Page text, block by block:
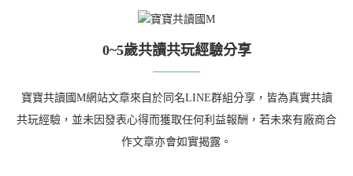
0~5歲共讀共玩經驗分享
寶寶共讀國M網站文章來自於同名LINE群組分享，皆為真實共讀
共玩經驗，並未因發表心得而獲取任何利益報酬，若未來有廠商合
作文章亦會如實揭露。